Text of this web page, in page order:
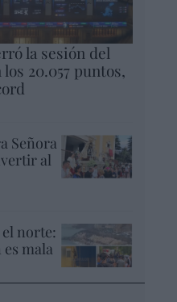
la sesión del
20.057 puntos,
Señora
al
norte:
mala